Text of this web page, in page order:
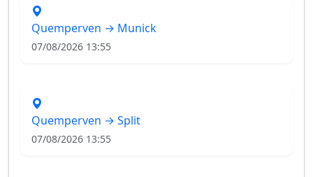
Quemperven → Munick
07/08/2026 13:55
Quemperven → Split
07/08/2026 13:55